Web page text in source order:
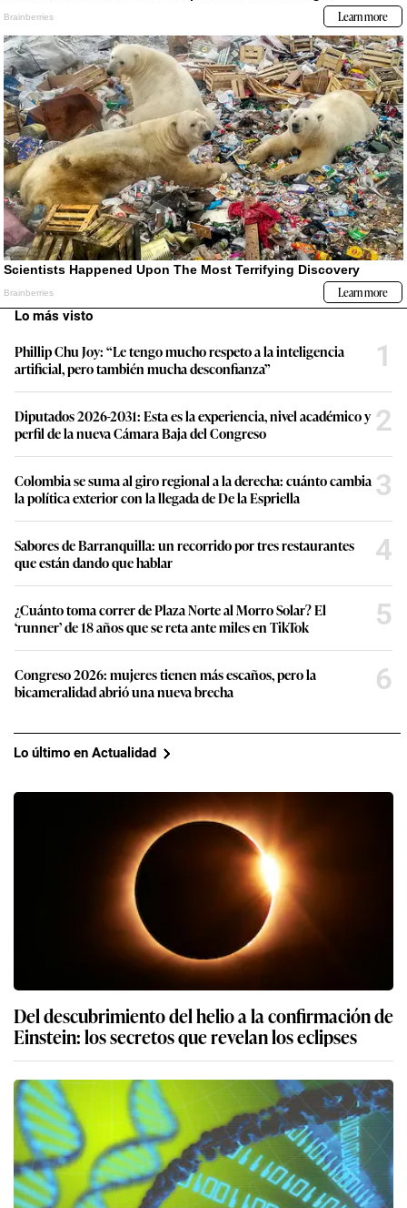
Lo más visto
Phillip Chu Joy: “Le tengo mucho respeto a la inteligencia
artificial, pero también mucha desconfianza”
1
Diputados 2026-2031: Esta es la experiencia, nivel académico y
perfil de la nueva Cámara Baja del Congreso
2
Colombia se suma al giro regional a la derecha: cuánto cambia
la política exterior con la llegada de De la Espriella
3
Sabores de Barranquilla: un recorrido por tres restaurantes
que están dando que hablar
4
¿Cuánto toma correr de Plaza Norte al Morro Solar? El
‘runner’ de 18 años que se reta ante miles en TikTok
5
Congreso 2026: mujeres tienen más escaños, pero la
bicameralidad abrió una nueva brecha
6
Lo último en Actualidad
Del descubrimiento del helio a la confirmación de
Einstein: los secretos que revelan los eclipses